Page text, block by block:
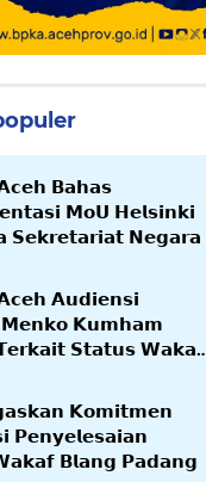
𝗕𝗮𝗵𝗮𝘀
𝗠𝗼𝗨 𝗛𝗲𝗹𝘀𝗶𝗻𝗸𝗶
𝗡𝗲𝗴𝗮𝗿𝗮
𝗔𝘂𝗱𝗶𝗲𝗻𝘀𝗶
𝗠𝗲𝗻𝗸𝗼 𝗞𝘂𝗺𝗵𝗮𝗺
𝗦𝘁𝗮𝘁𝘂𝘀 𝗪𝗮𝗸𝗮𝗳
𝗞𝗼𝗺𝗶𝘁𝗺𝗲𝗻
𝗣𝗲𝗻𝘆𝗲𝗹𝗲𝘀𝗮𝗶𝗮𝗻
𝗕𝗹𝗮𝗻𝗴 𝗣𝗮𝗱𝗮𝗻𝗴